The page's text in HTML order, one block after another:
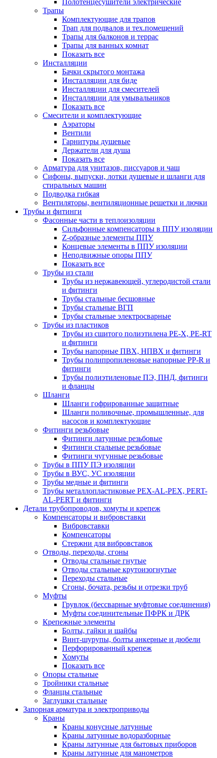
Полотенцесушители электрические
Трапы
Комплектующие для трапов
Трап для подвалов и тех.помещений
Трапы для балконов и террас
Трапы для ванных комнат
Показать все
Инсталляции
Бачки скрытого монтажа
Инсталляции для биде
Инсталляции для смесителей
Инсталляции для умывальников
Показать все
Смесители и комплектующие
Аэраторы
Вентили
Гарнитуры душевые
Держатели для душа
Показать все
Арматура для унитазов, писсуаров и чаш
Сифоны, выпуски, лотки душевые и шланги для
стиральных машин
Подводка гибкая
Вентиляторы, вентиляционные решетки и лючки
Трубы и фитинги
Фасонные части в теплоизоляции
Cильфонные компенсаторы в ППУ изоляции
Z-образные элементы ППУ
Концевые элементы в ППУ изоляции
Неподвижные опоры ППУ
Показать все
Трубы из стали
Трубы из нержавеющей, углеродистой стали
и фитинги
Трубы стальные бесшовные
Трубы стальные ВГП
Трубы стальные электросварные
Трубы из пластиков
Трубы из сшитого полиэтилена PE-X, PE-RT
и фитинги
Трубы напорные ПВХ, НПВХ и фитинги
Трубы полипропиленовые напорные PP-R и
фитинги
Трубы полиэтиленовые ПЭ, ПНД, фитинги
и фланцы
Шланги
Шланги гофрированные защитные
Шланги поливочные, промышленные, для
насосов и комплектующие
Фитинги резьбовые
Фитинги латунные резьбовые
Фитинги стальные резьбовые
Фитинги чугунные резьбовые
Трубы в ППУ ПЭ изоляции
Трубы в ВУС, УС изоляции
Трубы медные и фитинги
Трубы металлопластиковые PEX-AL-PEX, PERT-
AL-PERT и фитинги
Детали трубопроводов, хомуты и крепеж
Компенсаторы и вибровставки
Вибровставки
Компенсаторы
Стержни для вибровставок
Отводы, переходы, сгоны
Отводы стальные гнутые
Отводы стальные крутоизогнутые
Переходы стальные
Сгоны, бочата, резьбы и отрезки труб
Муфты
Грувлок (бессварные муфтовые соединения)
Муфты соединительные ПФРК и ДРК
Крепежные элементы
Болты, гайки и шайбы
Винт-шурупы, болты анкерные и дюбели
Перфорированный крепеж
Хомуты
Показать все
Опоры стальные
Тройники стальные
Фланцы стальные
Заглушки стальные
Запорная арматура и электроприводы
Краны
Краны конусные латунные
Краны латунные водоразборные
Краны латунные для бытовых приборов
Краны латунные для манометров